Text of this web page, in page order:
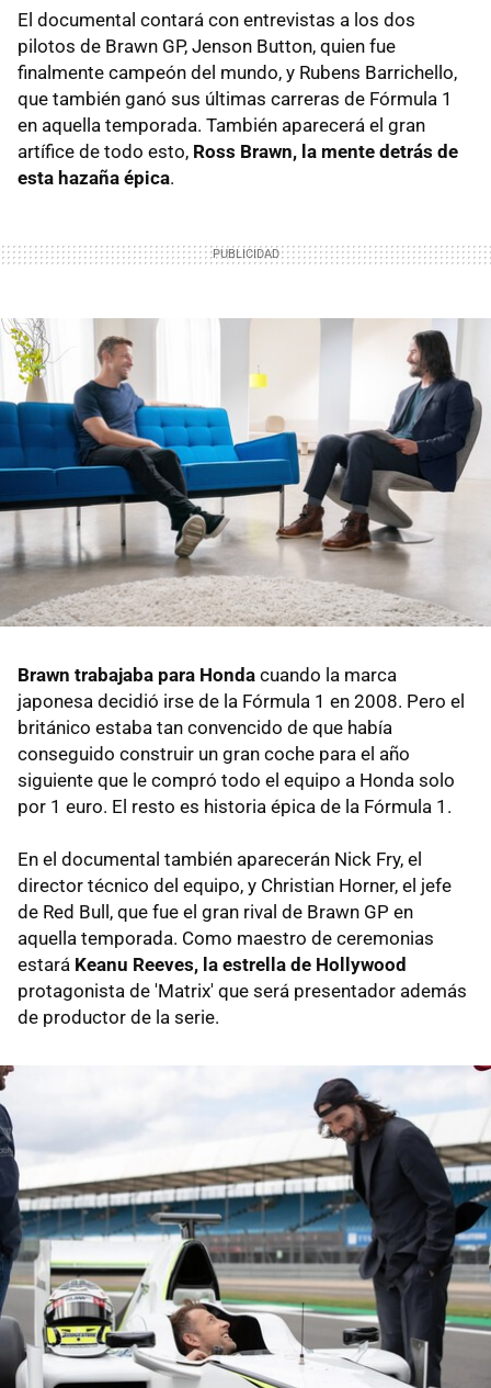
El documental contará con entrevistas a los dos
pilotos de Brawn GP, Jenson Button, quien fue
finalmente campeón del mundo, y Rubens Barrichello,
que también ganó sus últimas carreras de Fórmula 1
en aquella temporada. También aparecerá el gran
artífice de todo esto, Ross Brawn, la mente detrás de
esta hazaña épica.
Brawn trabajaba para Honda cuando la marca
japonesa decidió irse de la Fórmula 1 en 2008. Pero el
británico estaba tan convencido de que había
conseguido construir un gran coche para el año
siguiente que le compró todo el equipo a Honda solo
por 1 euro. El resto es historia épica de la Fórmula 1.
En el documental también aparecerán Nick Fry, el
director técnico del equipo, y Christian Horner, el jefe
de Red Bull, que fue el gran rival de Brawn GP en
aquella temporada. Como maestro de ceremonias
estará Keanu Reeves, la estrella de Hollywood
protagonista de 'Matrix' que será presentador además
de productor de la serie.